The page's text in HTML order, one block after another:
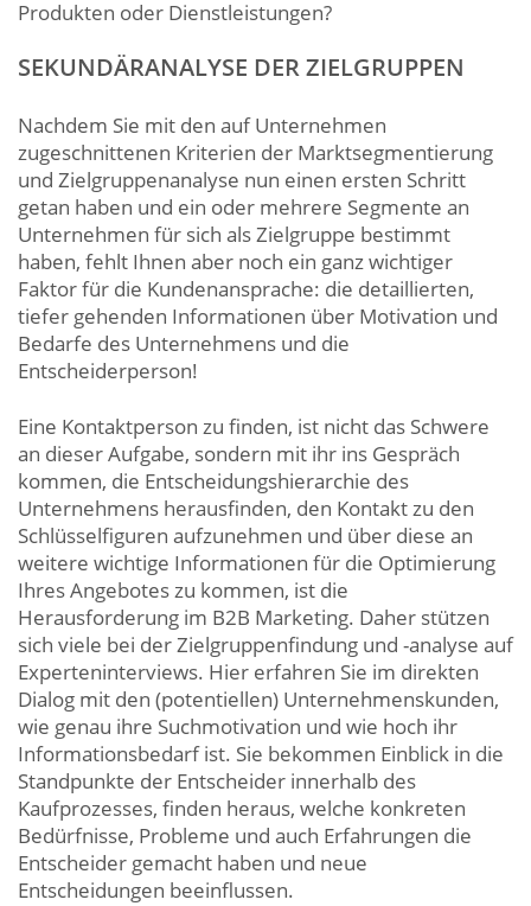
Produkten oder Dienstleistungen?
SEKUNDÄRANALYSE DER ZIELGRUPPEN
Nachdem Sie mit den auf Unternehmen
zugeschnittenen Kriterien der Marktsegmentierung
und Zielgruppenanalyse nun einen ersten Schritt
getan haben und ein oder mehrere Segmente an
Unternehmen für sich als Zielgruppe bestimmt
haben, fehlt Ihnen aber noch ein ganz wichtiger
Faktor für die Kundenansprache: die detaillierten,
tiefer gehenden Informationen über Motivation und
Bedarfe des Unternehmens und die
Entscheiderperson!
Eine Kontaktperson zu finden, ist nicht das Schwere
an dieser Aufgabe, sondern mit ihr ins Gespräch
kommen, die Entscheidungshierarchie des
Unternehmens herausfinden, den Kontakt zu den
Schlüsselfiguren aufzunehmen und über diese an
weitere wichtige Informationen für die Optimierung
Ihres Angebotes zu kommen, ist die
Herausforderung im B2B Marketing. Daher stützen
sich viele bei der Zielgruppenfindung und -analyse auf
Experteninterviews. Hier erfahren Sie im direkten
Dialog mit den (potentiellen) Unternehmenskunden,
wie genau ihre Suchmotivation und wie hoch ihr
Informationsbedarf ist. Sie bekommen Einblick in die
Standpunkte der Entscheider innerhalb des
Kaufprozesses, finden heraus, welche konkreten
Bedürfnisse, Probleme und auch Erfahrungen die
Entscheider gemacht haben und neue
Entscheidungen beeinflussen.